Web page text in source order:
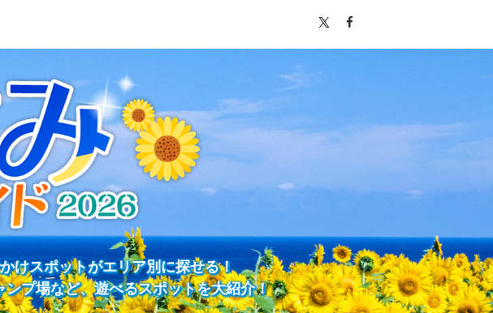
けスポットがエリア別に探せる！
プ場など、遊べるスポットを大紹介！